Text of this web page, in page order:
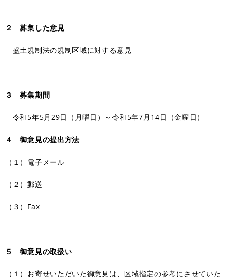
２ 募集した意見
盛土規制法の規制区域に対する意見
３ 募集期間
令和5年5月29日（月曜日）～令和5年7月14日（金曜日）
４ 御意見の提出方法
（１）電子メール
（２）郵送
（３）Fax
５ 御意見の取扱い
（１）お寄せいただいた御意見は、区域指定の参考にさせていた